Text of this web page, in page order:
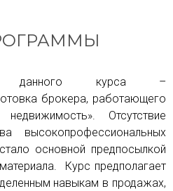
данного курса –
брокера, работающего
Отсутствие
высокопрофессиональных
основной предпосылкой
Курс предполагает
навыкам в продажах,